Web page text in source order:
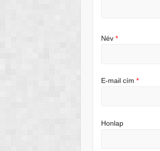
Név*
E-mail cím*
Honlap